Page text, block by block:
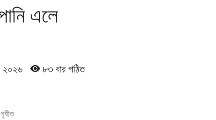
এলে
২০২৬
৮৩ বার পঠিত